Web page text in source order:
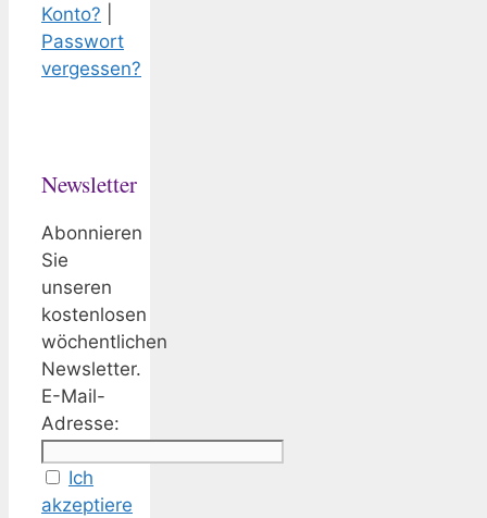
Konto?
Passwort
vergessen?
Newsletter
Abonnieren
Sie
unseren
kostenlosen
wöchentlichen
Newsletter.
E-Mail-
Adresse:
Ich
akzeptiere